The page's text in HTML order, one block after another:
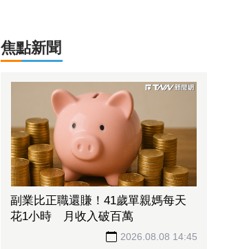
焦點新聞
副業比正職還賺！41歲單親媽每天
花1小時 月收入破百萬
2026.08.08 14:45